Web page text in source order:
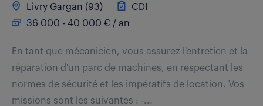
Livry Gargan (93)
CDI
36 000 - 40 000 € / an
En tant que mécanicien, vous assurez l'entretien et la
réparation d'un parc de machines, en respectant les
normes de sécurité et les impératifs de location. Vos
missions sont les suivantes : -...